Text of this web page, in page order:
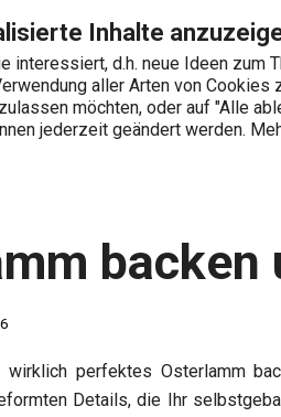
Inhalte
d.h. neue Ideen zum
aller Arten von Cookies
möchten, oder auf "Alle
jederzeit geändert werden.
Zum Hauptinhalt
Zur Suche springen
Zur Navigation
Wonach suchen Sie?
backen
perfektes Osterlamm
Details, die Ihr